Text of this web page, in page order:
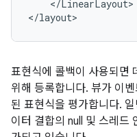
</LinearLayout>
표현식에 콜백이 사용되면
위해 등록합니다. 뷰가 이
된 표현식을 평가합니다.
이터 결합의 null 및 스레드